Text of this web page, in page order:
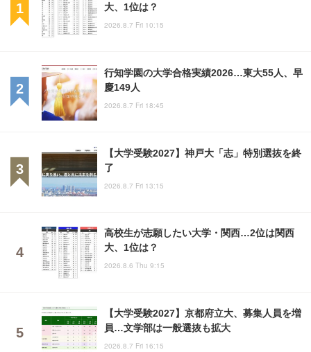
大、1位は？
2026.8.7 Fri 10:15
行知学園の大学合格実績2026…東大55人、早
慶149人
2026.8.7 Fri 18:45
【大学受験2027】神戸大「志」特別選抜を終
了
2026.8.7 Fri 13:15
高校生が志願したい大学・関西…2位は関西
大、1位は？
2026.8.6 Thu 9:15
【大学受験2027】京都府立大、募集人員を増
員…文学部は一般選抜も拡大
2026.8.7 Fri 16:15